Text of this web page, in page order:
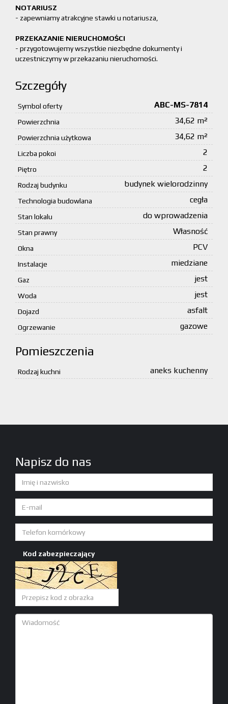
NOTARIUSZ
- zapewniamy atrakcyjne stawki u notariusza,
PRZEKAZANIE NIERUCHOMOŚCI
- przygotowujemy wszystkie niezbędne dokumenty i
uczestniczymy w przekazaniu nieruchomości.
Szczegóły
Symbol oferty ABC-MS-7814
Powierzchnia 34,62 m²
Powierzchnia użytkowa 34,62 m²
Liczba pokoi 2
Piętro 2
Rodzaj budynku budynek wielorodzinny
Technologia budowlana cegła
Stan lokalu do wprowadzenia
Stan prawny Własność
Okna PCV
Instalacje miedziane
Gaz jest
Woda jest
Dojazd asfalt
Ogrzewanie gazowe
Pomieszczenia
Rodzaj kuchni aneks kuchenny
Napisz do nas
Kod zabezpieczający